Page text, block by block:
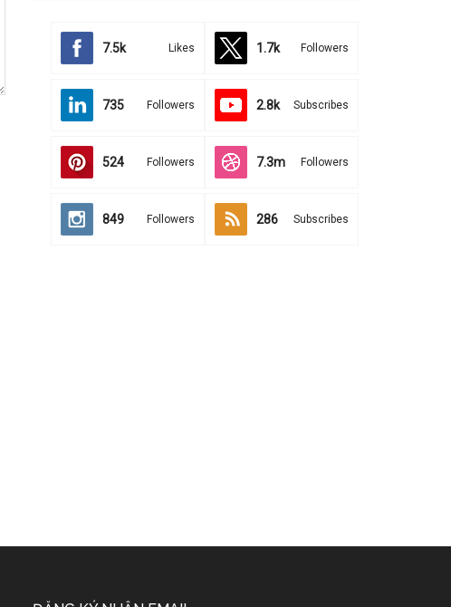
7.5k Likes 1.7k Followers
735 Followers 2.8k Subscribes
524 Followers 7.3m Followers
849 Followers 286 Subscribes